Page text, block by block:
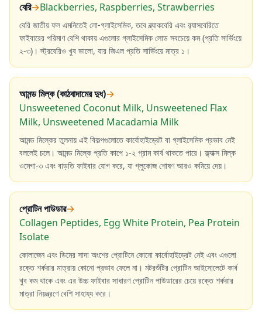
বেরি→Blackberries, Raspberries, Strawberries
বেরি জাতীয় ফল এমনিতেই লো-গ্লাইসেমিক, তবে ব্ল্যাকবেরি এবং র‍্যাসবেরিতে
ফাইবারের পরিমাণ বেশি থাকায় এগুলোর গ্লাইসেমিক লোড সবচেয়ে কম (প্রতি সার্ভিংয়ে
২-৩)। স্ট্রবেরিও খুব ভালো, যার জিএল প্রতি সার্ভিংয়ে মাত্র ১।
আমন্ড মিল্ক (কাঠবাদামের দুধ)→
Unsweetened Coconut Milk, Unsweetened Flax
Milk, Unsweetened Macadamia Milk
আমন্ড মিল্কের তুলনায় এই বিকল্পগুলোতে কার্বোহাইড্রেট বা গ্লাইসেমিক প্রভাব নেই
বললেই চলে। আমন্ড মিল্কে প্রতি কাপে ১-২ গ্রাম কার্ব থাকতে পারে। ফ্ল্যাক্স মিল্ক
ওমেগা-৩ এবং বাড়তি ফাইবার যোগ করে, যা গ্লুকোজ শোষণ আরও কমিয়ে দেয়।
প্রোটিন পাউডার→
Collagen Peptides, Egg White Protein, Pea Protein
Isolate
কোলাজেন এবং ডিমের সাদা অংশের প্রোটিনে কোনো কার্বোহাইড্রেট নেই এবং এগুলো
রক্তে শর্করার মাত্রায় কোনো প্রভাব ফেলে না। মটরশুঁটির প্রোটিন আইসোলেটে কার্ব
খুব কম থাকে এবং এর উচ্চ ফাইবার সাধারণ প্রোটিন পাউডারের চেয়ে রক্তে শর্করার
মাত্রা নিয়ন্ত্রণে বেশি সাহায্য করে।